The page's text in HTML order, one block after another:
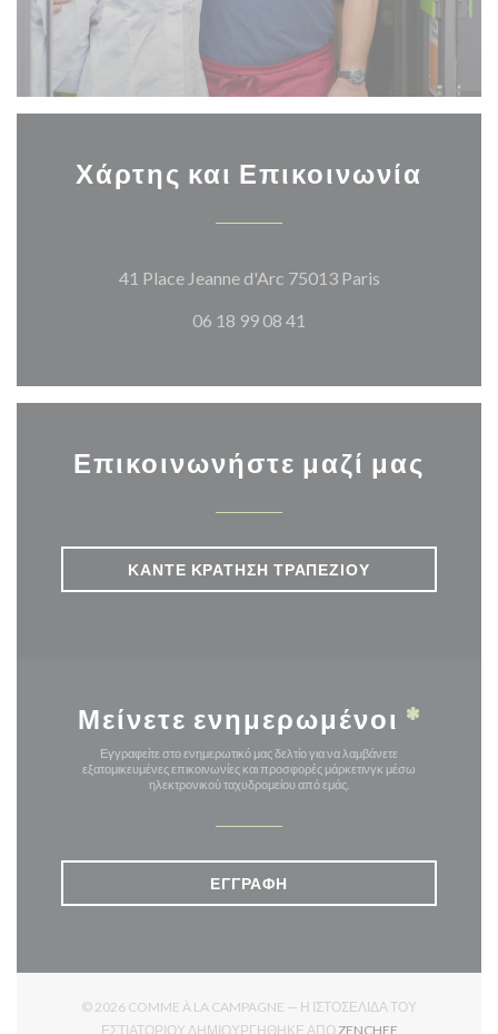
Χάρτης και Επικοινωνία
41 Place Jeanne d'Arc 75013 Paris((ανοίγει σε
06 18 99 08 41
Επικοινωνήστε μαζί μας
ΚΆΝΤΕ ΚΡΆΤΗΣΗ ΤΡΑΠΕΖΙΟΎ
Μείνετε ενημερωμένοι *
Εγγραφείτε στο ενημερωτικό μας δελτίο για να λαμβάνετε
εξατομικευμένες επικοινωνίες και προσφορές μάρκετινγκ μέσω
ηλεκτρονικού ταχυδρομείου από εμάς.
ΕΓΓΡΑΦΉ
© 2026 COMME À LA CAMPAGNE — Η ΙΣΤΟΣΕΛΊΔΑ ΤΟΥ
ΕΣΤΙΑΤΟΡΊΟΥ ΔΗΜΙΟΥΡΓΉΘΗΚΕ ΑΠΌ ZENCHEF((ΑΝΟΊΓΕΙ ΣΕ